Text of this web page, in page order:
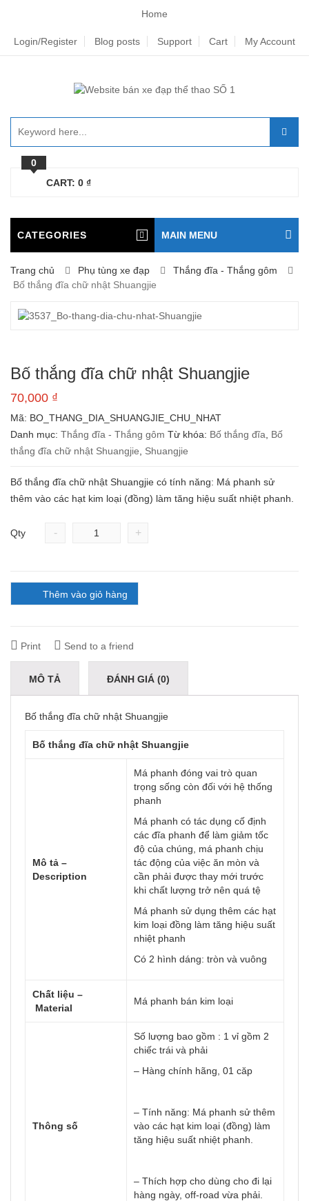
Home
Login/Register Blog posts Support Cart My Account
0
CART: 0 ₫
CATEGORIES MAIN MENU
Trang chủ Phụ tùng xe đạp
Thắng đĩa - Thắng gôm
Bố thắng đĩa chữ nhật Shuangjie
Bố thắng đĩa chữ nhật Shuangjie
70,000 ₫
Mã: BO_THANG_DIA_SHUANGJIE_CHU_NHAT
Danh mục: Thắng đĩa - Thắng gôm Từ khóa: Bố thắng đĩa
Bố
thắng đĩa chữ nhật Shuangjie
Shuangjie
Bố thắng đĩa chữ nhật Shuangjie có tính năng: Má phanh sử
thêm vào các hạt kim loại (đồng) làm tăng hiệu suất nhiệt phanh.
Qty - +
Thêm vào giỏ hàng
Print Send to a friend
MÔ TẢ ĐÁNH GIÁ (0)
Bố thắng đĩa chữ nhật Shuangjie
Bố thắng đĩa chữ nhật Shuangjie
Mô tả –
Description
Má phanh đóng vai trò quan
trọng sống còn đối với hệ thống
phanh
Má phanh có tác dụng cố định
các đĩa phanh để làm giảm tốc
độ của chúng, má phanh chịu
tác động của việc ăn mòn và
cần phải được thay mới trước
khi chất lượng trở nên quá tệ
Má phanh sử dụng thêm các hạt
kim loại đồng làm tăng hiệu suất
nhiệt phanh
Có 2 hình dáng: tròn và vuông
Chất liệu –
Material
Má phanh bán kim loại
Thông số
Số lượng bao gồm : 1 vỉ gồm 2
chiếc trái và phải
– Hàng chính hãng, 01 căp
– Tính năng: Má phanh sử thêm
vào các hạt kim loại (đồng) làm
tăng hiệu suất nhiệt phanh.
– Thích hợp cho dùng cho đi lại
hàng ngày, off-road vừa phải.